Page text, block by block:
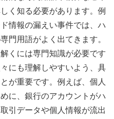
く知る必要があります。例
情報の漏えい事件では、ハ
門用語がよく出てきます。
くには専門知識が必要です
にも理解しやすいよう、具
が重要です。例えば、個人
に、銀行のアカウントがハ
引データや個人情報が流出